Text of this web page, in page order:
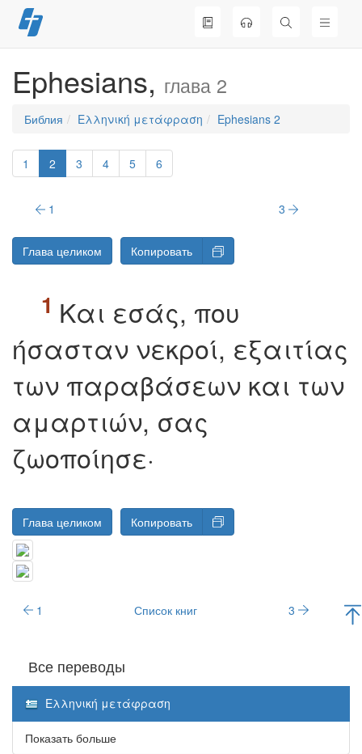
Перейти
к
Ephesians, глава 2
Библия Ελληνική μετάφραση Ephesians 2
1 2 3 4 5 6
1 3
Глава целиком Копировать
Kαι εσάς, που
ήσασταν νεκροί, εξαιτίας
των παραβάσεων και των
αμαρτιών, σας
ζωοποίησε·
Глава целиком Копировать
1 Список книг 3
Все переводы
Ελληνική μετάφραση
Показать больше